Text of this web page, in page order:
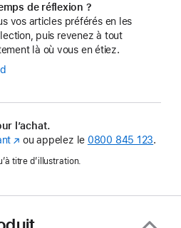
de réflexion ?
vos articles préférés en les
puis revenez à tout
là où vous en étiez.
l’achat.
(s’ouvre
une
fenêtre)
ou appelez le 0800 845 123.
titre d’illustration.